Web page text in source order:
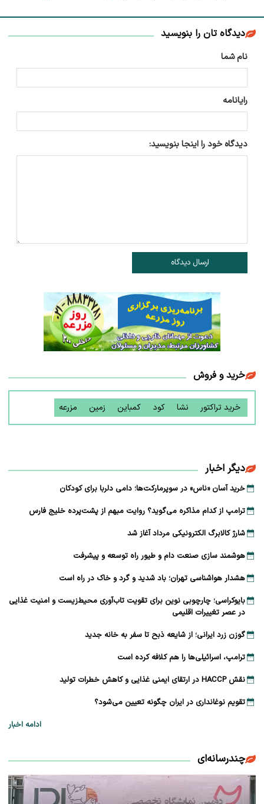
دیدگاه تان را بنویسید
نام شما
رایانامه
دیدگاه خود را اینجا بنویسید:
ارسال دیدگاه
خرید و فروش
خرید تراکتور نشا کود کمباین زمین مزرعه
دیگر اخبار
خرید آسان «ناس» در سوپرمارکت‌ها؛ دامی دلربا برای کودکان
ترامپ از کدام مذاکره می‌گوید؟ روایت مبهم از پشت‌پرده خلیج فارس
شارژ کالابرگ الکترونیکی مرداد آغاز شد
هوشمند سازی صنعت دام و طیور راه توسعه و پیشرفت
هشدار هواشناسی تهران؛ باد شدید و گرد و خاک در راه است
بایوکراسی؛ چارچوبی نوین برای تقویت تاب‌آوری محیط‌زیست و امنیت غذایی
در عصر تغییرات اقلیمی
گوزن زرد ایرانی؛ از شایعه ذبح تا سفر به خانه جدید
ترامپ، اسرائیلی‌ها را هم کلافه کرده است
نقش HACCP در ارتقای ایمنی غذایی و کاهش خطرات تولید
تقویم نوغانداری در ایران چگونه تعیین می‌شود؟
ادامه اخبار
چندرسانه‌ای